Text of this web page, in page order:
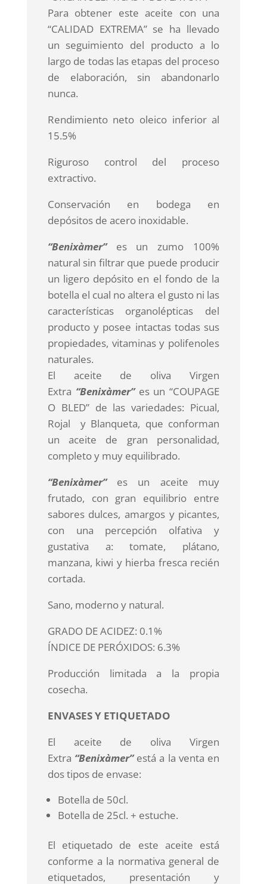
Para obtener este aceite con una
“CALIDAD EXTREMA” se ha llevado
un seguimiento del producto a lo
largo de todas las etapas del proceso
de elaboración, sin abandonarlo
nunca.
Rendimiento neto oleico inferior al
15.5%
Riguroso control del proceso
extractivo.
Conservación en bodega en
depósitos de acero inoxidable.
“Benixàmer”es un zumo 100%
natural sin filtrar que puede producir
un ligero depósito en el fondo de la
botella el cual no altera el gusto ni las
características organolépticas del
producto y posee intactas todas sus
propiedades, vitaminas y polifenoles
naturales.
El aceite de oliva Virgen
Extra “Benixàmer”es un “COUPAGE
O BLED” de las variedades: Picual,
Rojal y Blanqueta, que conforman
un aceite de gran personalidad,
completo y muy equilibrado.
“Benixàmer”es un aceite muy
frutado, con gran equilibrio entre
sabores dulces, amargos y picantes,
con una percepción olfativa y
gustativa a: tomate, plátano,
manzana, kiwi y hierba fresca recién
cortada.
Sano, moderno y natural.
GRADO DE ACIDEZ: 0.1%
ÍNDICE DE PERÓXIDOS: 6.3%
Producción limitada a la propia
cosecha.
ENVASES Y ETIQUETADO
El aceite de oliva Virgen
Extra “Benixàmer”está a la venta en
dos tipos de envase:
Botella de 50cl.
Botella de 25cl. + estuche.
El etiquetado de este aceite está
conforme a la normativa general de
etiquetados, presentación y